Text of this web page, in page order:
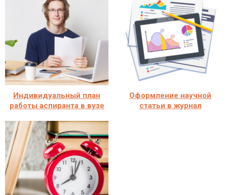
Индивидуальный план
работы аспиранта в вузе
Оформление научной
статьи в журнал